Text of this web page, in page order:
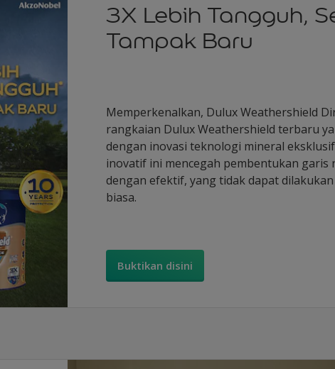
3X Lebih Tangguh,
Tampak Baru
Memperkenalkan, Dulux Weathershield
rangkaian Dulux Weathershield terbaru
dengan inovasi teknologi mineral
inovatif ini mencegah pembentukan garis
dengan efektif, yang tidak dapat
biasa.
Buktikan disini